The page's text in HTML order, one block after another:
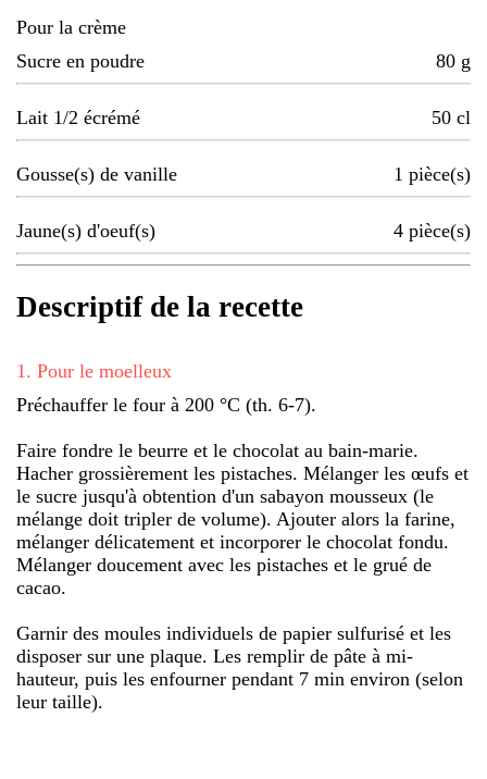
Pour la crème
Sucre en poudre
80 g
Lait 1/2 écrémé 50 cl
Gousse(s) de vanille 1 pièce(s)
Jaune(s) d'oeuf(s) 4 pièce(s)
Descriptif de la recette
1 . Pour le moelleux
Préchauffer le four à 200 °C (th. 6-7).
Faire fondre le beurre et le chocolat au bain-marie.
Hacher grossièrement les pistaches. Mélanger les œufs et
le sucre jusqu'à obtention d'un sabayon mousseux (le
mélange doit tripler de volume). Ajouter alors la farine,
mélanger délicatement et incorporer le chocolat fondu.
Mélanger doucement avec les pistaches et le grué de
cacao.
Garnir des moules individuels de papier sulfurisé et les
disposer sur une plaque. Les remplir de pâte à mi-
hauteur, puis les enfourner pendant 7 min environ (selon
leur taille).